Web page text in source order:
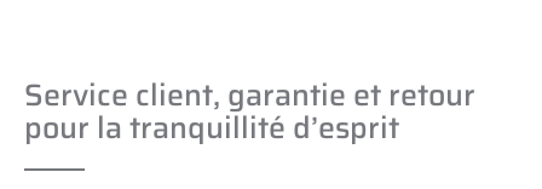
Service client, garantie et retour
pour la tranquillité d’esprit